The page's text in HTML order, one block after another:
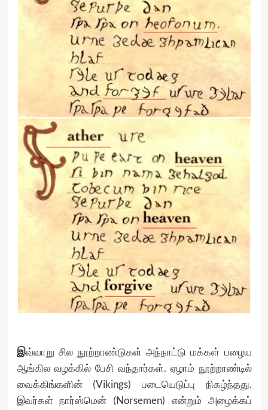
இவ்வாறு சில நூற்றாண்டுகள் அந்நாட்டு மக்கள் பழைய
ஆங்கில வழக்கில் பேசி வந்தார்கள். ஏழாம் நூற்றாண்டில்
வைக்கிங்களின் (Vikings) படையெடுப்பு நிகழ்ந்தது.
இவர்கள் நார்ஸ்மென் (Norsemen) என்றும் அழைக்கப்